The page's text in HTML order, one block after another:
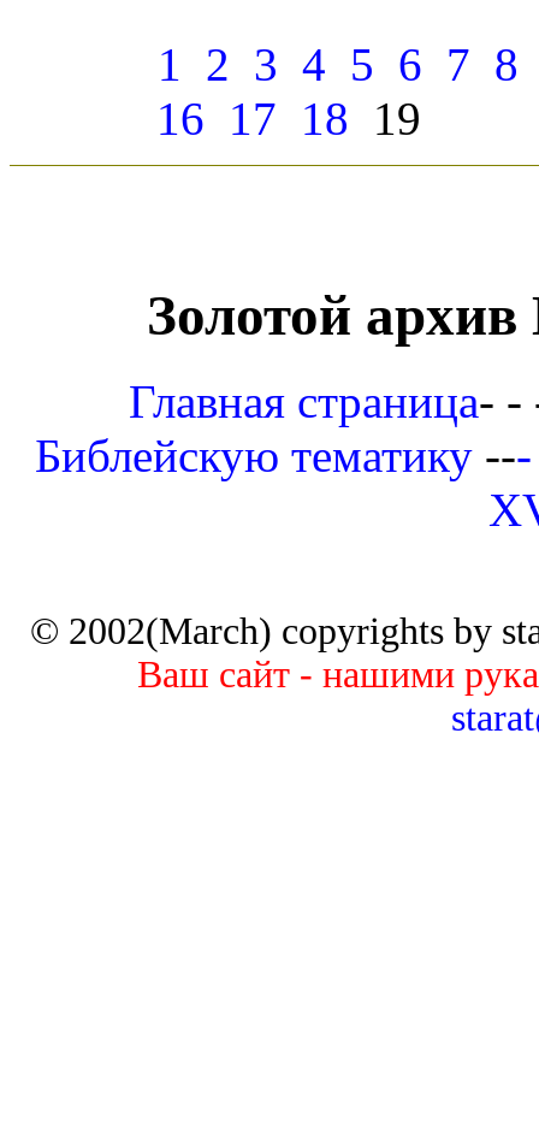
1 2 3 4 5 6 7 8
16 17 18
Золотой
Главная страница- -
Библейскую тематику --
© 2002(March) copyrights by
Ваш сайт - нашими